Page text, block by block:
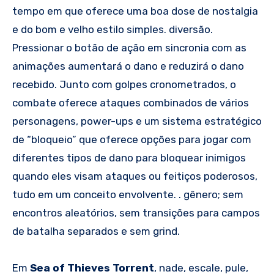
tempo em que oferece uma boa dose de nostalgia
e do bom e velho estilo simples. diversão.
Pressionar o botão de ação em sincronia com as
animações aumentará o dano e reduzirá o dano
recebido. Junto com golpes cronometrados, o
combate oferece ataques combinados de vários
personagens, power-ups e um sistema estratégico
de “bloqueio” que oferece opções para jogar com
diferentes tipos de dano para bloquear inimigos
quando eles visam ataques ou feitiços poderosos,
tudo em um conceito envolvente. . gênero; sem
encontros aleatórios, sem transições para campos
de batalha separados e sem grind.
Em Sea of ​​Thieves Torrent, nade, escale, pule,